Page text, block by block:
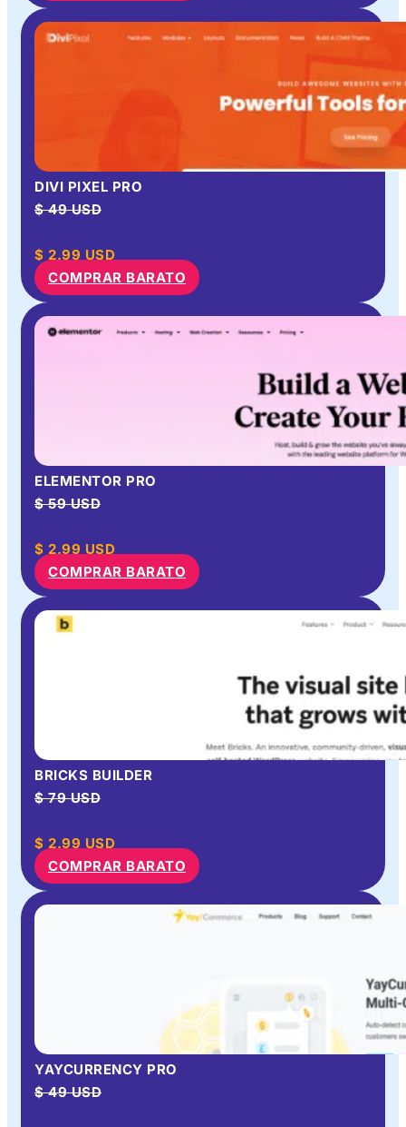
DIVI PIXEL PRO
$ 49 USD
$ 2.99 USD
COMPRAR BARATO
ELEMENTOR PRO
$ 59 USD
$ 2.99 USD
COMPRAR BARATO
BRICKS BUILDER
$ 79 USD
$ 2.99 USD
COMPRAR BARATO
YAYCURRENCY PRO
$ 49 USD